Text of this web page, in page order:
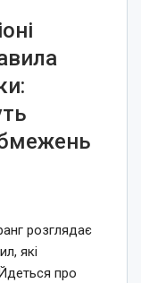
розглядає
які
про